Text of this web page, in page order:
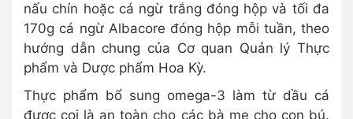
nấu chín hoặc cá ngừ trắng đóng hộp và tối đa
170g cá ngừ Albacore đóng hộp mỗi tuần, theo
hướng dẫn chung của Cơ quan Quản lý Thực
phẩm và Dược phẩm Hoa Kỳ.
Thực phẩm bổ sung omega-3 làm từ dầu cá
được coi là an toàn cho các bà mẹ cho con bú.